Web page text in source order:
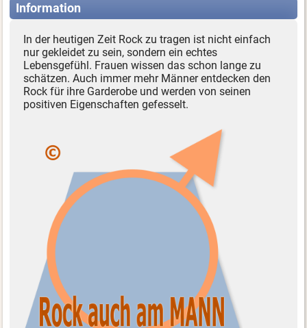
Information
In der heutigen Zeit Rock zu tragen ist nicht einfach
nur gekleidet zu sein, sondern ein echtes
Lebensgefühl. Frauen wissen das schon lange zu
schätzen. Auch immer mehr Männer entdecken den
Rock für ihre Garderobe und werden von seinen
positiven Eigenschaften gefesselt.